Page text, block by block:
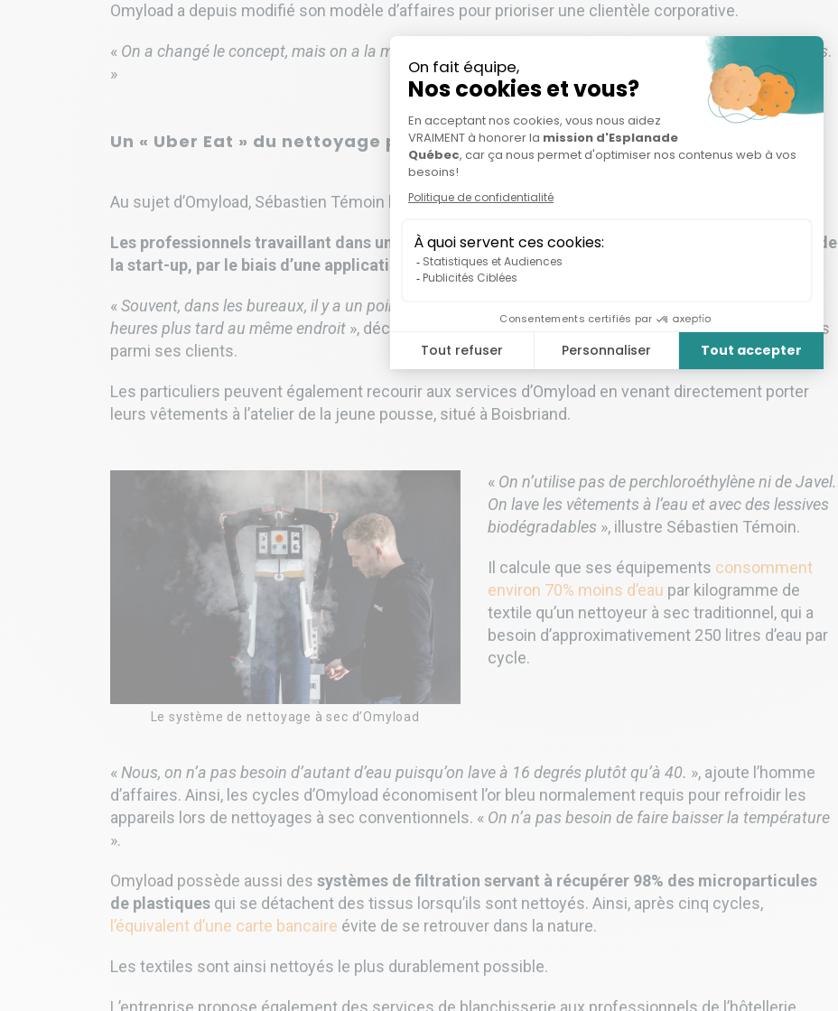
Omyload a depuis modifié son modèle d’affaires pour prioriser une clientèle corporative.
« On a changé le concept, mais on a la même mission, dit-il. On souhaite maximiser les impacts positifs.
»
Un « Uber Eat » du nettoyage professionnel
Au sujet d’Omyload, Sébastien Témoin l’illustre comme «un Uber Eat du textile
Les professionnels travaillant dans une entreprise à Montréal peuvent ainsi retenir les services de
la start-up, par le biais d’une application, et y suivre les avancées de leur corvée de lessive.
«Souvent, dans les bureaux, il y a un point de dépôt. On y récupère les tenues sales et on les rend 48
heures plus tard au même endroit », décrit le directeur général, qui compte plusieurs firmes juridiques
parmi ses clients.
Les particuliers peuvent également recourir aux services d’Omyload en venant directement porter
leurs vêtements à l’atelier de la jeune pousse, situé à Boisbriand.
Le système de nettoyage à sec d’Omyload
« On n’utilise pas de perchloroéthylène ni de Javel.
On lave les vêtements à l’eau et avec des lessives
biodégradables », illustre Sébastien Témoin.
Il calcule que ses équipements consomment
environ 70% moins d’eau par kilogramme de
textile qu’un nettoyeur à sec traditionnel, qui a
besoin d’approximativement 250 litres d’eau par
cycle.
« Nous, on n’a pas besoin d’autant d’eau puisqu’on lave à 16 degrés plutôt qu’à 40. », ajoute l’homme
d’affaires. Ainsi, les cycles d’Omyload économisent l’or bleu normalement requis pour refroidir les
appareils lors de nettoyages à sec conventionnels. « On n’a pas besoin de faire baisser la température
».
Omyload possède aussi des systèmes de filtration servant à récupérer 98% des microparticules
de plastiques qui se détachent des tissus lorsqu’ils sont nettoyés. Ainsi, après cinq cycles,
l’équivalent d’une carte bancaire évite de se retrouver dans la nature.
Les textiles sont ainsi nettoyés le plus durablement possible.
L’entreprise propose également des services de blanchisserie aux professionnels de l’hôtellerie.